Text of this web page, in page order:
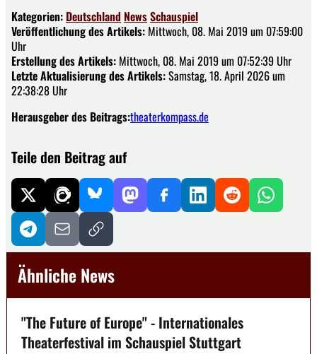
Kategorien: Deutschland NewsSchauspiel
Veröffentlichung des Artikels: Mittwoch, 08. Mai 2019 um 07:59:00
Uhr
Erstellung des Artikels: Mittwoch, 08. Mai 2019 um 07:52:39 Uhr
Letzte Aktualisierung des Artikels:Samstag, 18. April 2026 um
22:38:28 Uhr
Herausgeber des Beitrags:theaterkompass.de
Teile den Beitrag auf
Ähnliche News
"The Future of Europe" - Internationales
Theaterfestival im Schauspiel Stuttgart